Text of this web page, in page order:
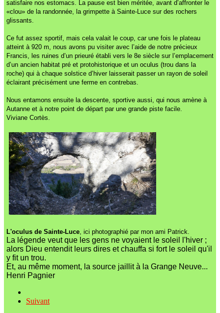
satisfaire nos estomacs. La pause est bien méritée, avant d’affronter le
«clou» de la randonnée, la grimpette à Sainte-Luce sur des rochers
glissants.
Ce fut assez sportif, mais cela valait le coup, car une fois le plateau
atteint à 920 m, nous avons pu visiter avec l’aide de notre précieux
Francis, les ruines d’un prieuré établi vers le 8e siècle sur l’emplacement
d’un ancien habitat pré et protohistorique et un oculus (trou dans la
roche) qui à chaque solstice d’hiver laisserait passer un rayon de soleil
éclairant précisément une ferme en contrebas.
Nous entamons ensuite la descente, sportive aussi, qui nous amène à
Autanne et à notre point de départ par une grande piste facile.
Viviane Cortès.
L'oculus de Sainte-Luce, ici photographié par mon ami Patrick.
La légende veut que les gens ne voyaient le soleil l'hiver ;
alors Dieu entendit leurs dires et chauffa si fort le soleil qu'il
y fit un trou.
Et, au même moment, la source jaillit à la Grange Neuve...
Henri Pagnier
Suivant